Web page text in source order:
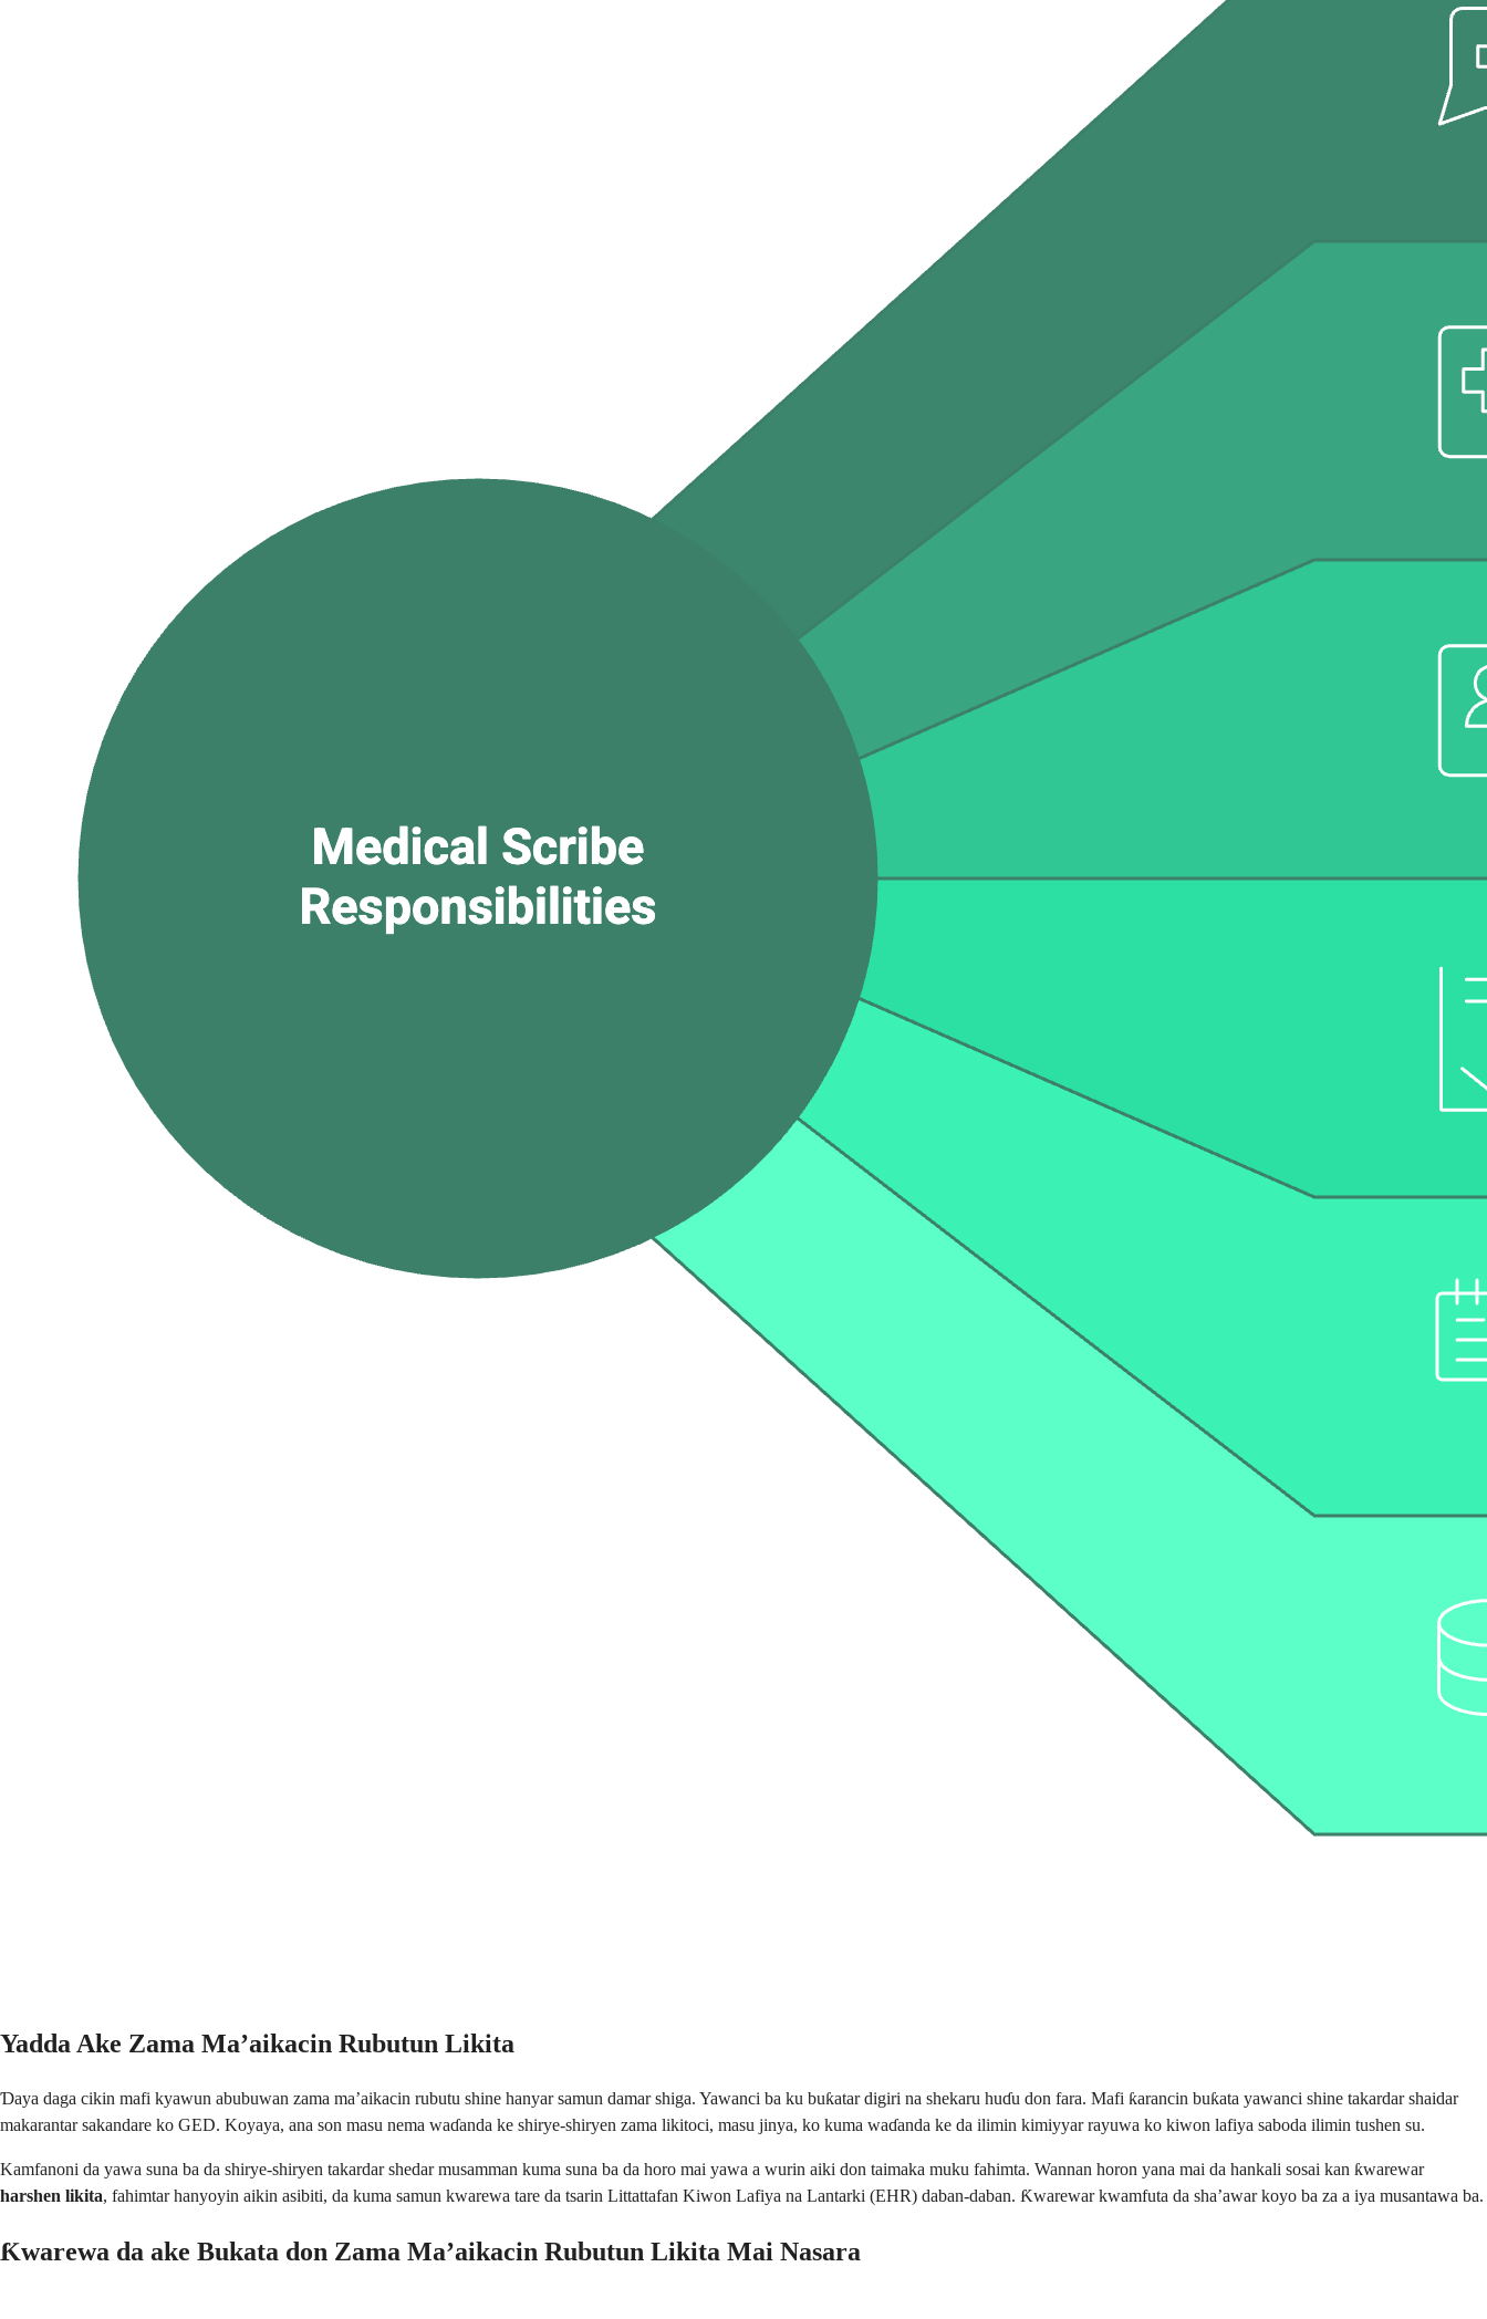
Yadda Ake Zama Ma’aikacin Rubutun Likita
Ɗaya daga cikin mafi kyawun abubuwan zama ma’aikacin rubutu shine hanyar samun damar shiga. Yawanci ba ku buƙatar digiri na shekaru huɗu don fara. Mafi ƙarancin buƙata yawanci shine takardar shaidar
makarantar sakandare ko GED. Koyaya, ana son masu nema waɗanda ke shirye-shiryen zama likitoci, masu jinya, ko kuma waɗanda ke da ilimin kimiyyar rayuwa ko kiwon lafiya saboda ilimin tushen su.
Kamfanoni da yawa suna ba da shirye-shiryen takardar shedar musamman kuma suna ba da horo mai yawa a wurin aiki don taimaka muku fahimta. Wannan horon yana mai da hankali sosai kan ƙwarewar
harshen likita, fahimtar hanyoyin aikin asibiti, da kuma samun kwarewa tare da tsarin Littattafan Kiwon Lafiya na Lantarki (EHR) daban-daban. Ƙwarewar kwamfuta da sha’awar koyo ba za a iya musantawa ba.
Ƙwarewa da ake Bukata don Zama Ma’aikacin Rubutun Likita Mai Nasara